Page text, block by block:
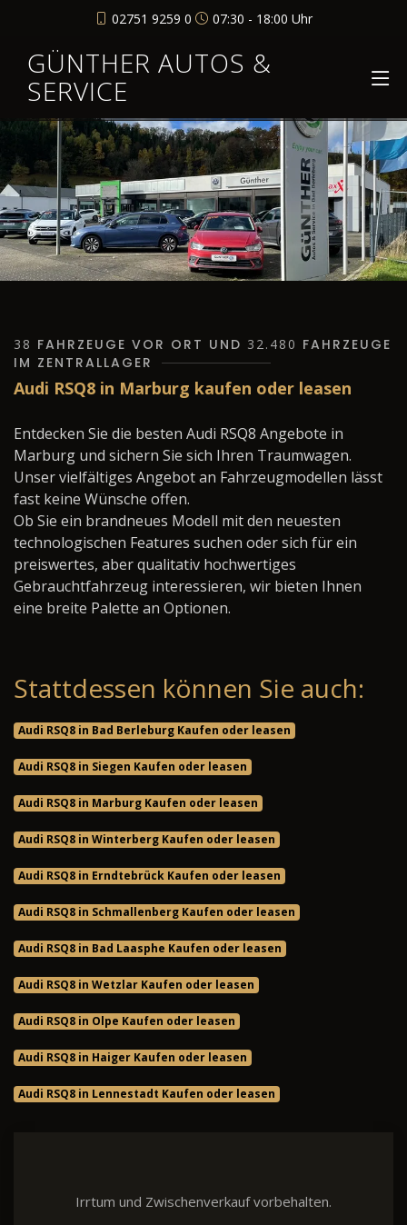
02751 9259 0 07:30 - 18:00 Uhr
GÜNTHER AUTOS &
SERVICE
38 FAHRZEUGE VOR ORT UND 32.480 FAHRZEUGE
IM ZENTRALLAGER
Audi RSQ8 in Marburg kaufen oder leasen
Entdecken Sie die besten Audi RSQ8 Angebote in
Marburg und sichern Sie sich Ihren Traumwagen.
Unser vielfältiges Angebot an Fahrzeugmodellen lässt
fast keine Wünsche offen.
Ob Sie ein brandneues Modell mit den neuesten
technologischen Features suchen oder sich für ein
preiswertes, aber qualitativ hochwertiges
Gebrauchtfahrzeug interessieren, wir bieten Ihnen
eine breite Palette an Optionen.
Stattdessen können Sie auch:
Audi RSQ8 in Bad Berleburg Kaufen oder leasen
Audi RSQ8 in Siegen Kaufen oder leasen
Audi RSQ8 in Marburg Kaufen oder leasen
Audi RSQ8 in Winterberg Kaufen oder leasen
Audi RSQ8 in Erndtebrück Kaufen oder leasen
Audi RSQ8 in Schmallenberg Kaufen oder leasen
Audi RSQ8 in Bad Laasphe Kaufen oder leasen
Audi RSQ8 in Wetzlar Kaufen oder leasen
Audi RSQ8 in Olpe Kaufen oder leasen
Audi RSQ8 in Haiger Kaufen oder leasen
Audi RSQ8 in Lennestadt Kaufen oder leasen
Irrtum und Zwischenverkauf vorbehalten.